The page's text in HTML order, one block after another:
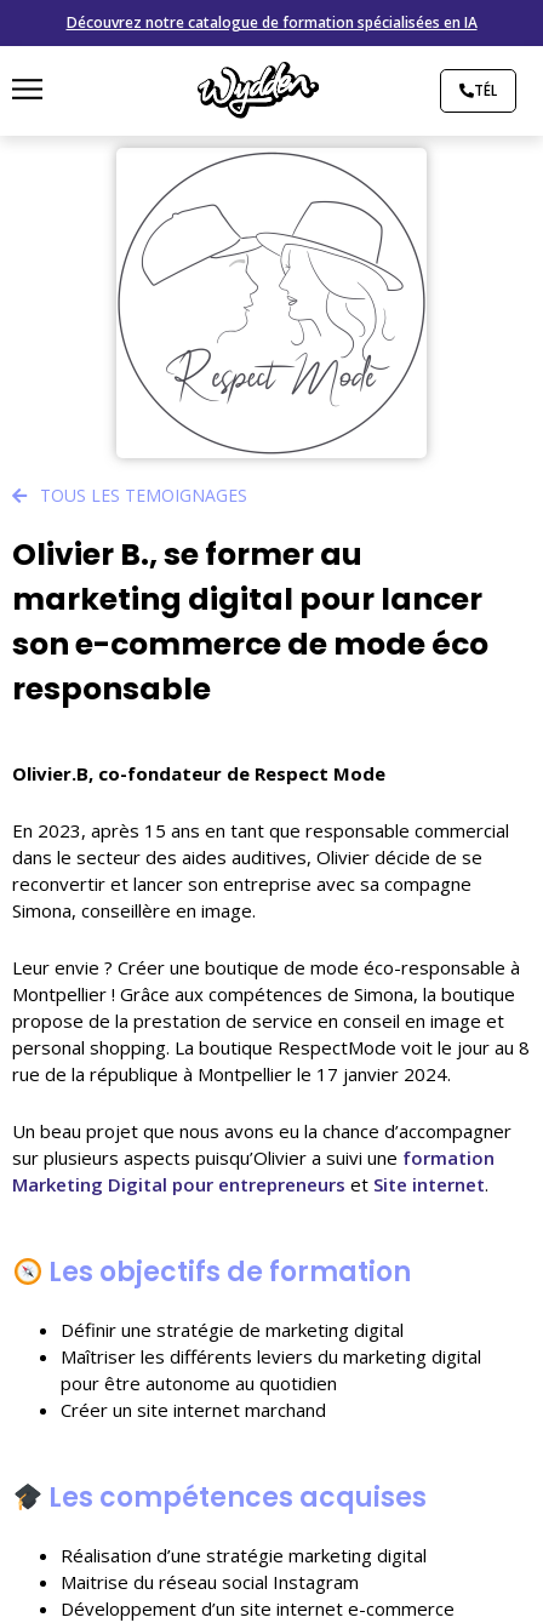
Découvrez notre catalogue de formation spécialisées en IA
TÉL
TOUS LES TEMOIGNAGES
Olivier B., se former au
marketing digital pour lancer
son e-commerce de mode éco
responsable
Olivier.B, co-fondateur de Respect Mode
En 2023, après 15 ans en tant que responsable commercial
dans le secteur des aides auditives, Olivier décide de se
reconvertir et lancer son entreprise avec sa compagne
Simona, conseillère en image.
Leur envie ? Créer une boutique de mode éco-responsable à
Montpellier ! Grâce aux compétences de Simona, la boutique
propose de la prestation de service en conseil en image et
personal shopping. La boutique RespectMode voit le jour au 8
rue de la république à Montpellier le 17 janvier 2024.
Un beau projet que nous avons eu la chance d’accompagner
sur plusieurs aspects puisqu’Olivier a suivi une formation
Marketing Digital pour entrepreneurs et Site internet.
Les objectifs de formation
Définir une stratégie de marketing digital
Maîtriser les différents leviers du marketing digital
pour être autonome au quotidien
Créer un site internet marchand
Les compétences acquises
Réalisation d’une stratégie marketing digital
Maitrise du réseau social Instagram
Développement d’un site internet e-commerce